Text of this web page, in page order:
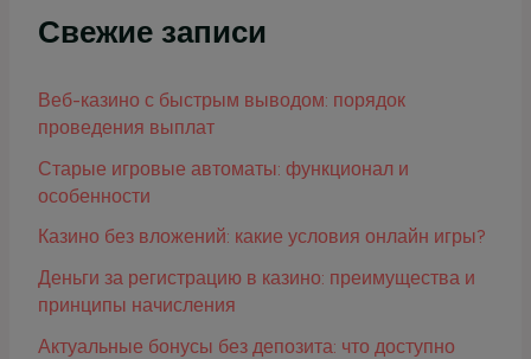
Свежие записи
Веб-казино с быстрым выводом: порядок
проведения выплат
Старые игровые автоматы: функционал и
особенности
Казино без вложений: какие условия онлайн игры?
Деньги за регистрацию в казино: преимущества и
принципы начисления
Актуальные бонусы без депозита: что доступно